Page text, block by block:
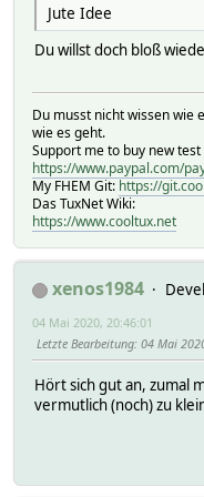
Jute Idee
Du willst doch bloß
Du musst nicht wissen wie
wie es geht.
Support me to buy new
https://www.paypal.com/
My FHEM Git: https://
Das TuxNet Wiki:
https://www.cooltux.net
xenos1984
04 Mai 2020, 20:46:01
Letzte Bearbeitung: 04 Mai
Hört sich gut an, zumal
vermutlich (noch) zu